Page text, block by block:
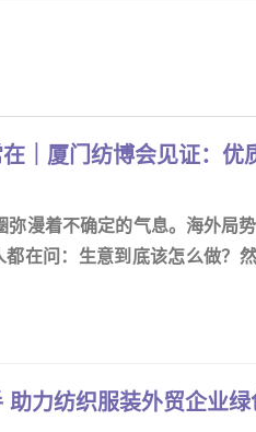
｜厦门纺博会见证：优
弥漫着不确定的气息。海外局
在问：生意到底该怎么做？
助力纺织服装外贸企业